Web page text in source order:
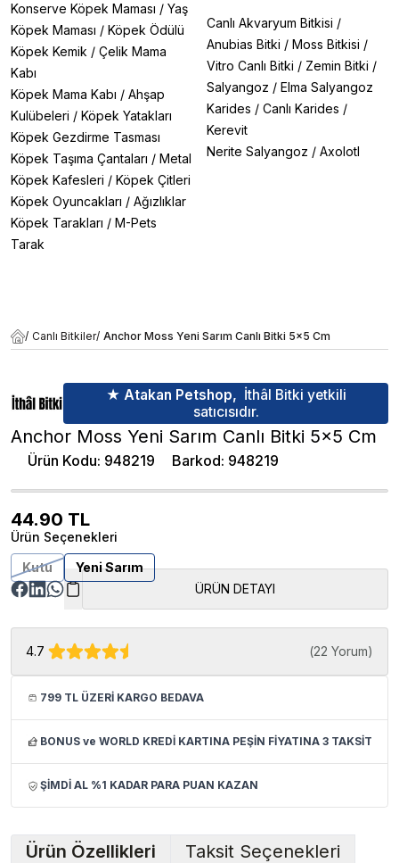
Konserve Köpek Maması / Yaş
Köpek Maması / Köpek Ödülü
Köpek Kemik / Çelik Mama
Kabı
Köpek Mama Kabı / Ahşap
Kulübeleri / Köpek Yatakları
Köpek Gezdirme Tasması
Köpek Taşıma Çantaları / Metal
Köpek Kafesleri / Köpek Çitleri
Köpek Oyuncakları / Ağızlıklar
Köpek Tarakları / M-Pets
Tarak
Canlı Akvaryum Bitkisi /
Anubias Bitki / Moss Bitkisi /
Vitro Canlı Bitki / Zemin Bitki /
Salyangoz / Elma Salyangoz
Karides / Canlı Karides /
Kerevit
Nerite Salyangoz / Axolotl
/ Canlı Bitkiler/ Anchor Moss Yeni Sarım Canlı Bitki 5x5 Cm
★ Atakan Petshop, İthâl Bitki yetkili
satıcısıdır.
Anchor Moss Yeni Sarım Canlı Bitki 5x5 Cm
Ürün Kodu: 948219 Barkod: 948219
44.90 TL
Ürün Seçenekleri
Kutu
Yeni Sarım
ÜRÜN DETAYI
4.7 (22 Yorum)
799 TL ÜZERİ KARGO BEDAVA
BONUS ve WORLD KREDİ KARTINA PEŞİN FİYATINA 3 TAKSİT
ŞİMDİ AL %1 KADAR PARA PUAN KAZAN
Ürün Özellikleri Taksit Seçenekleri